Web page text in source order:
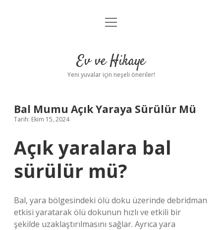
Anasayfa
Yasal Uyarı
menüyü
Ev ve Hikaye
Yeni yuvalar için neşeli öneriler!
Bal Mumu Açık Yaraya Sürülür Mü
Tarih: Ekim 15, 2024
Açık yaralara bal
sürülür mü?
Bal, yara bölgesindeki ölü doku üzerinde debridman
etkisi yaratarak ölü dokunun hızlı ve etkili bir
şekilde uzaklaştırılmasını sağlar. Ayrıca yara